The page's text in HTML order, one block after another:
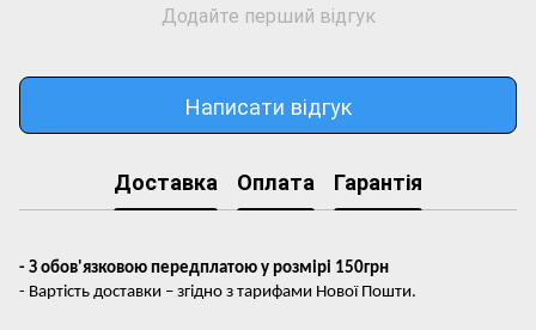
Додайте перший відгук
Написати відгук
Доставка Оплата Гарантія
- З обов'язковою передплатою у розмірі 150грн
- Вартість доставки – згідно з тарифами Нової Пошти.